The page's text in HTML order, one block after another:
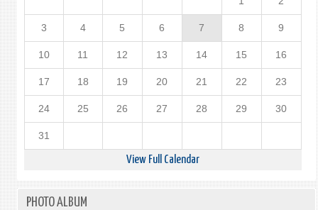
3 4 5 6 7 8 9
10 11 12 13 14 15 16
17 18 19 20 21 22 23
24 25 26 27 28 29 30
31
View Full Calendar
PHOTO ALBUM